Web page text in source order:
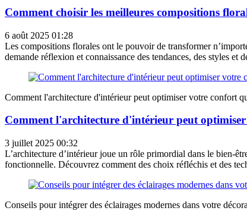
Comment choisir les meilleures compositions
6 août 2025 01:28
Les compositions florales ont le pouvoir de transformer
demande réflexion et connaissance des tendances, des styles et
Comment l'architecture d'intérieur peut optimiser votre confort
Comment l'architecture d'intérieur peut
3 juillet 2025 00:32
L’architecture d’intérieur joue un rôle primordial dans le bien-
fonctionnelle. Découvrez comment des choix réfléchis et des
Conseils pour intégrer des éclairages modernes dans votre